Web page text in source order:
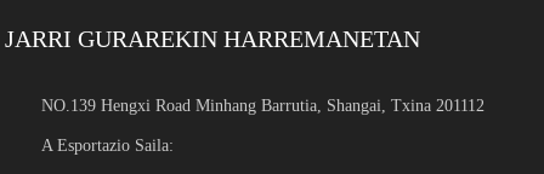
JARRI GURAREKIN HARREMANETAN
NO.139 Hengxi Road Minhang Barrutia, Shangai, Txina 201112
A Esportazio Saila: